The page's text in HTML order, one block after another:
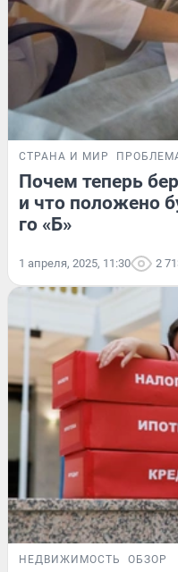
СТРАНА И МИР
Почем теперь
и что положено
го «Б»
1 апреля, 2025, 11:30 2
НЕДВИЖИМОСТЬ ОБЗОР